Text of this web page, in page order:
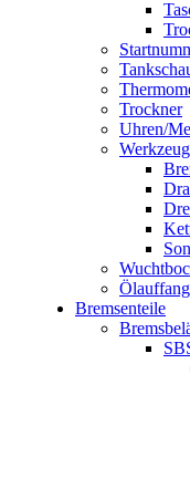
Trockner
Uhren/
Werkzeug
Bremsenteile